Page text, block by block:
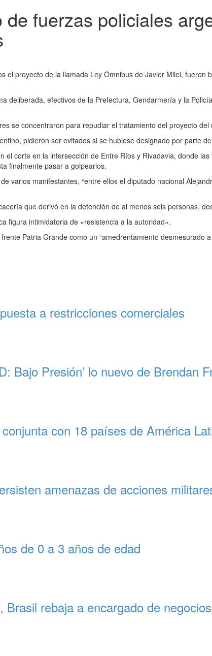
fuerzas policiales
el proyecto de la llamada Ley Ómnibus de Javier Milei,
deliberada, efectivos de la Prefectura, Gendarmería y la
se concentraron para repudiar el tratamiento del proyecto
pidieron ser evitados si se hubiese designado por parte
corte en la intersección de Entre Ríos y Rivadavia, donde
finalmente pasar a golpearlos.
varios manifestantes, “entre ellos el diputado nacional
que derivó en la detención de al menos seis personas,
figura intimidatoria de «resistencia a la autoridad».
Patria Grande como un “amedrentamiento desmesurado
a restricciones comerciales
Bajo Presión’ lo nuevo de Brendan
con 18 países de América
amenazas de acciones
de 0 a 3 años de edad
rebaja a encargado de